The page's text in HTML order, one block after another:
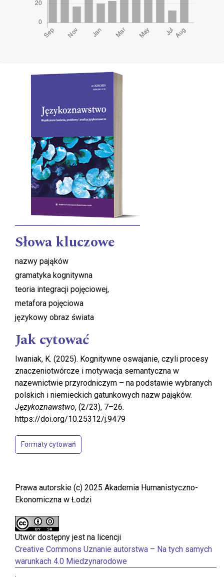
Cover image
Słowa kluczowe
nazwy pająków
gramatyka kognitywna
teoria integracji pojęciowej,
metafora pojęciowa
językowy obraz świata
Jak cytować
Iwaniak, K. (2025). Kognitywne oswajanie, czyli procesy
znaczeniotwórcze i motywacja semantyczna w
nazewnictwie przyrodniczym – na podstawie wybranych
polskich i niemieckich gatunkowych nazw pająków.
Językoznawstwo, (2/23), 7–26.
https://doi.org/10.25312/j.9479
Formaty cytowań
Prawa autorskie (c) 2025 Akademia Humanistyczno-
Ekonomiczna w Łodzi
Utwór dostępny jest na licencji
Creative Commons Uznanie autorstwa – Na tych samych
warunkach 4.0 Miedzynarodowe
.